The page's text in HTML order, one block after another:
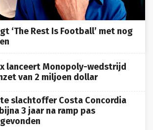
‘The Rest Is Football’ met nog
lanceert Monopoly-wedstrijd
van 2 miljoen dollar
slachtoffer Costa Concordia
3 jaar na ramp pas